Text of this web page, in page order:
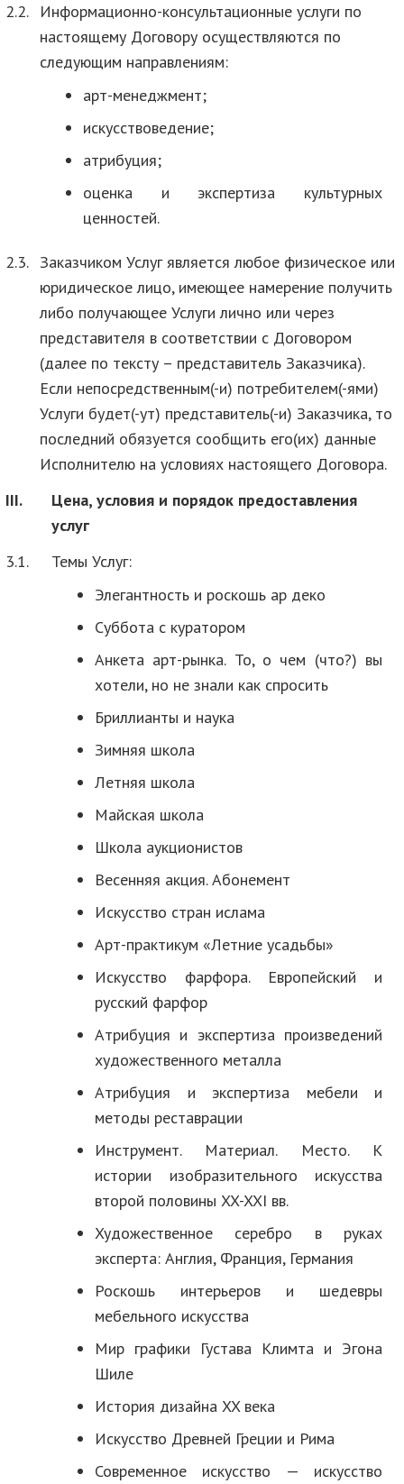
2.2.
Информационно-консультационные услуги по
настоящему Договору осуществляются по
следующим направлениям:
арт-менеджмент;
искусствоведение;
атрибуция;
оценка и экспертиза культурных
ценностей.
2.3. Заказчиком Услуг является любое физическое или
юридическое лицо, имеющее намерение получить
либо получающее Услуги лично или через
представителя в соответствии с Договором
(далее по тексту – представитель Заказчика).
Если непосредственным(-и) потребителем(-ями)
Услуги будет(-ут) представитель(-и) Заказчика, то
последний обязуется сообщить его(их) данные
Исполнителю на условиях настоящего Договора.
III.
Цена, условия и порядок предоставления
услуг
3.1.
Темы Услуг:
Элегантность и роскошь ар деко
Суббота с куратором
Анкета арт-рынка. То, о чем (что?) вы
хотели, но не знали как спросить
Бриллианты и наука
Зимняя школа
Летняя школа
Майская школа
Школа аукционистов
Весенняя акция. Абонемент
Искусство стран ислама
Арт-практикум «Летние усадьбы»
Искусство фарфора. Европейский и
русский фарфор
Атрибуция и экспертиза произведений
художественного металла
Атрибуция и экспертиза мебели и
методы реставрации
Инструмент. Материал. Место. К
истории изобразительного искусства
второй половины XX-XXI вв.
Художественное серебро в руках
эксперта: Англия, Франция, Германия
Роскошь интерьеров и шедевры
мебельного искусства
Мир графики Густава Климта и Эгона
Шиле
История дизайна XX века
Искусство Древней Греции и Рима
Современное искусство — искусство